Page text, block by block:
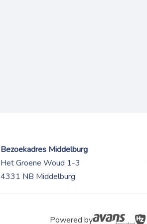
Bezoekadres Middelburg
Het Groene Woud 1-3
4331 NB Middelburg
Powered by